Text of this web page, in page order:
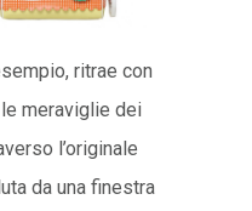
ritrae con
meraviglie dei
l’originale
da una finestra